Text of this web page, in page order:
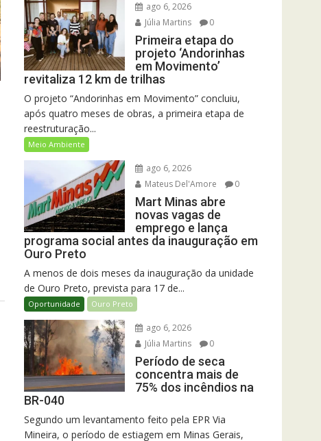
ago 6, 2026
Júlia Martins
0
Primeira etapa do
projeto ‘Andorinhas
em Movimento’
revitaliza 12 km de trilhas
O projeto “Andorinhas em Movimento” concluiu,
após quatro meses de obras, a primeira etapa de
reestruturação...
Meio Ambiente
ago 6, 2026
Mateus Del'Amore
0
Mart Minas abre
novas vagas de
emprego e lança
programa social antes da inauguração em
Ouro Preto
A menos de dois meses da inauguração da unidade
de Ouro Preto, prevista para 17 de...
Oportunidade Ouro Preto
ago 6, 2026
Júlia Martins
0
Período de seca
concentra mais de
75% dos incêndios na
BR-040
Segundo um levantamento feito pela EPR Via
Mineira, o período de estiagem em Minas Gerais,